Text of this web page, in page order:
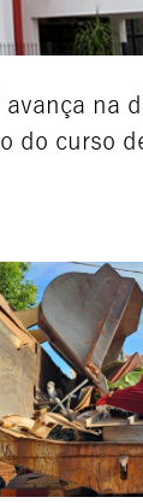
avança na
do curso